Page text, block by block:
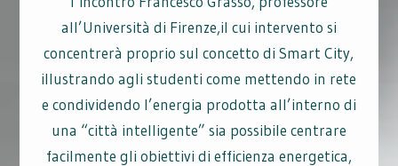
all’Università di Firenze,il cui intervento si
concentrerà proprio sul concetto di Smart City,
illustrando agli studenti come mettendo in rete
e condividendo l’energia prodotta all’interno di
una “città intelligente” sia possibile centrare
facilmente gli obiettivi di efficienza energetica,